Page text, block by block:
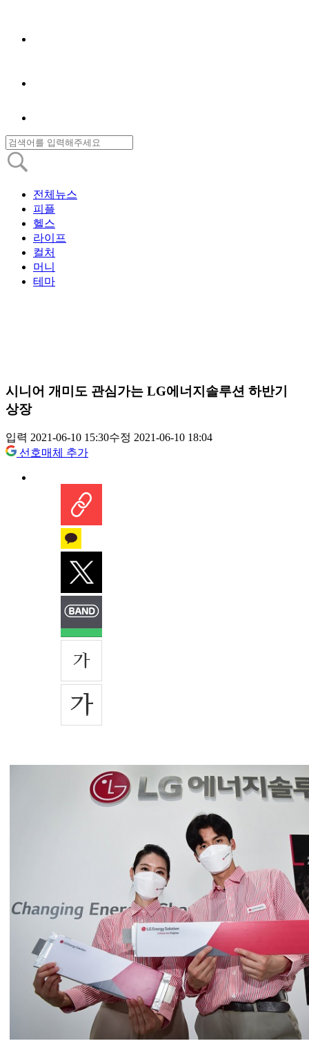
전체뉴스
피플
헬스
라이프
컬처
머니
테마
시니어 개미도 관심가는 LG에너지솔루션 하반기
상장
입력 2021-06-10 15:30수정 2021-06-10 18:04
선호매체 추가